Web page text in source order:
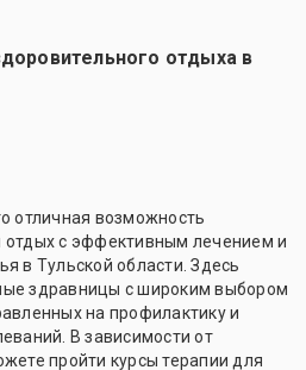
отдыха в
отличная возможность
отдых с эффективным лечением и
в Тульской области. Здесь
здравницы с широким выбором
на профилактику и
В зависимости от
пройти курсы терапии для